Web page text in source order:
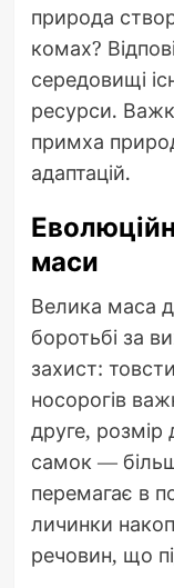
природа
комах?
середовищі
ресурси.
примха
адаптацій.
маси
Велика маса
боротьбі за
захист:
носорогів
друге, розмір
самок —
перемагає в
личинки
речовин, що